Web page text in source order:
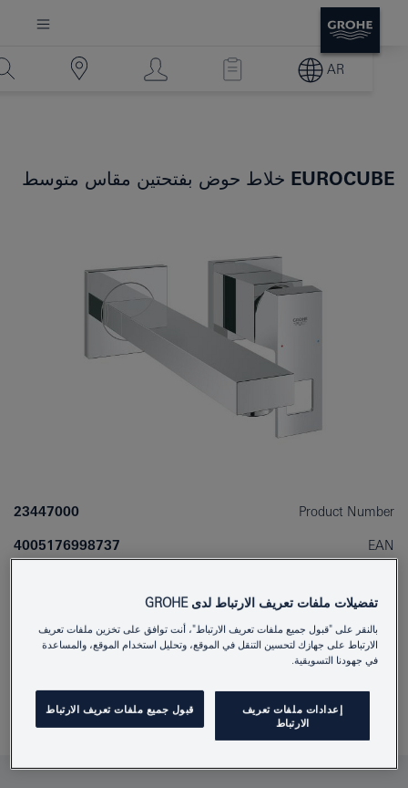
AR
EUROCUBE خلاط حوض بفتحتين مقاس متوسط
Product Number
23447000
EAN
4005176998737
Download specification
تفضيلات ملفات تعريف الارتباط لدى GROHE
بالنقر على "قبول جميع ملفات تعريف الارتباط"، أنت توافق على تخزين ملفات تعريف
الارتباط على جهازك لتحسين التنقل في الموقع، وتحليل استخدام الموقع، والمساعدة
في جهودنا التسويقية.
إعدادات ملفات تعريف
الارتباط
قبول جميع ملفات تعريف الارتباط